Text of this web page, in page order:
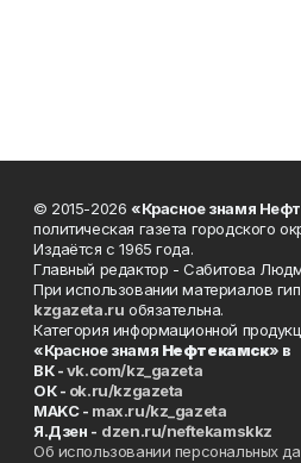
© 2015-2026 «Красное знамя
политическая газета городского
Издаётся с 1965 года.
Главный редактор - Сабитова
При использовании материалов
kzgazeta.ru обязательна.
Категория информационной
«Красное знамя Нефтекамск» в
ВК -vk.com/kz_gazeta
ОК - ok.ru/kzgazeta
MAKC - max.ru/kz_gazeta
Я.Дзен - dzen.ru/neftekamskkz
Об использовании персональных